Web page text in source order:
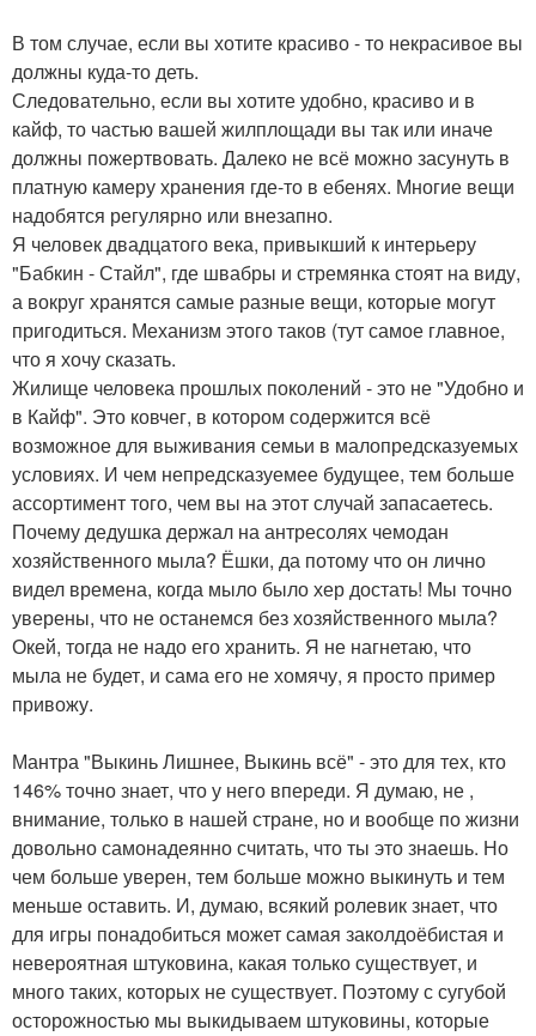
В том случае, если вы хотите красиво - то некрасивое вы
должны куда-то деть.
Следовательно, если вы хотите удобно, красиво и в
кайф, то частью вашей жилплощади вы так или иначе
должны пожертвовать. Далеко не всё можно засунуть в
платную камеру хранения где-то в ебенях. Многие вещи
надобятся регулярно или внезапно.
Я человек двадцатого века, привыкший к интерьеру
"Бабкин - Стайл", где швабры и стремянка стоят на виду,
а вокруг хранятся самые разные вещи, которые могут
пригодиться. Механизм этого таков (тут самое главное,
что я хочу сказать.
Жилище человека прошлых поколений - это не "Удобно и
в Кайф". Это ковчег, в котором содержится всё
возможное для выживания семьи в малопредсказуемых
условиях. И чем непредсказуемее будущее, тем больше
ассортимент того, чем вы на этот случай запасаетесь.
Почему дедушка держал на антресолях чемодан
хозяйственного мыла? Ёшки, да потому что он лично
видел времена, когда мыло было хер достать! Мы точно
уверены, что не останемся без хозяйственного мыла?
Окей, тогда не надо его хранить. Я не нагнетаю, что
мыла не будет, и сама его не хомячу, я просто пример
привожу.
Мантра "Выкинь Лишнее, Выкинь всё" - это для тех, кто
146% точно знает, что у него впереди. Я думаю, не ,
внимание, только в нашей стране, но и вообще по жизни
довольно самонадеянно считать, что ты это знаешь. Но
чем больше уверен, тем больше можно выкинуть и тем
меньше оставить. И, думаю, всякий ролевик знает, что
для игры понадобиться может самая заколдоёбистая и
невероятная штуковина, какая только существует, и
много таких, которых не существует. Поэтому с сугубой
осторожностью мы выкидываем штуковины, которые